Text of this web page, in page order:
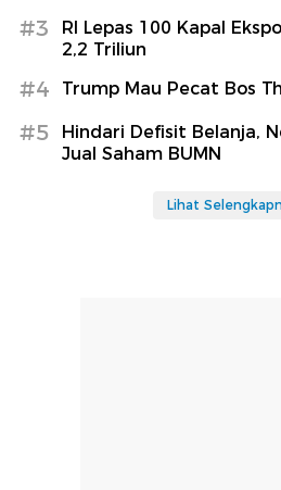
#3
RI Lepas 100 Kapal
2,2 Triliun
#4 Trump Mau Pecat Bos
#5
Hindari Defisit Belanja,
Jual Saham BUMN
Lihat